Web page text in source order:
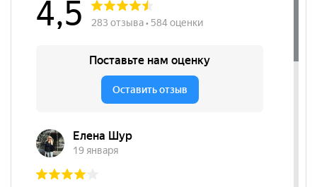
Бренд
BRAVO мебель
Классический, Эко-стиль,
Гостиная, Спальня